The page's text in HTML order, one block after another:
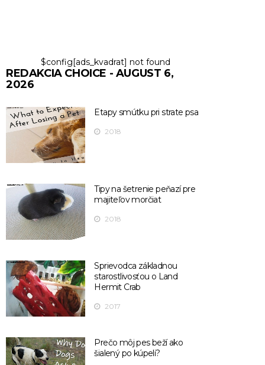
$config[ads_kvadrat] not found
REDAKCIA CHOICE - AUGUST 6,
2026
Etapy smútku pri strate psa
2018
Tipy na šetrenie peňazí pre
majiteľov morčiat
2018
Sprievodca základnou
starostlivosťou o Land
Hermit Crab
2017
Prečo môj pes beží ako
šialený po kúpeli?